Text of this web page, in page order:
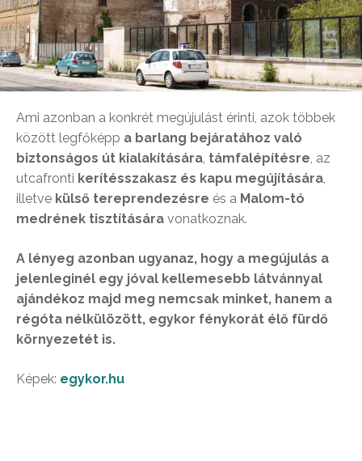
Ami azonban a konkrét megújulást érinti, azok többek
között legfőképp a barlang bejáratához való
biztonságos út kialakítására, támfalépítésre, az
utcafronti kerítésszakasz és kapu megújítására,
illetve külső tereprendezésre és a Malom-tó
medrének tisztítására vonatkoznak.
A lényeg azonban ugyanaz, hogy a megújulás a
jelenleginél egy jóval kellemesebb látvánnyal
ajándékoz majd meg nemcsak minket, hanem a
régóta nélkülözött, egykor fénykorát élő fürdő
környezetét is.
Képek: egykor.hu